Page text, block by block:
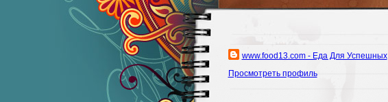
www.food13.com - Еда Для Успешных
Просмотреть профиль